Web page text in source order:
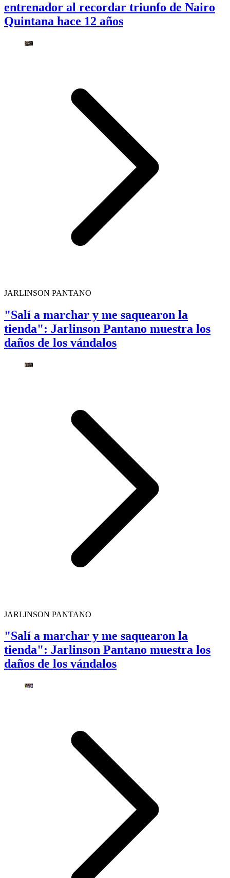
entrenador al recordar triunfo de Nairo
Quintana hace 12 años
JARLINSON PANTANO
"Salí a marchar y me saquearon la
tienda": Jarlinson Pantano muestra los
daños de los vándalos
JARLINSON PANTANO
"Salí a marchar y me saquearon la
tienda": Jarlinson Pantano muestra los
daños de los vándalos